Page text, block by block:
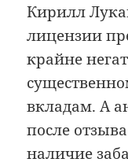
Кирилл
лицензии
крайне
вкладам. А
после
наличие